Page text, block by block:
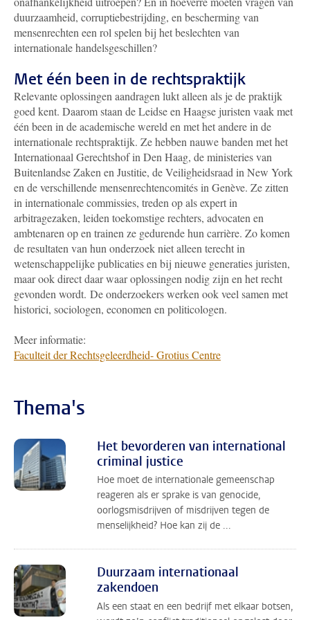
duurzaamheid, corruptiebestrijding, en bescherming van
mensenrechten een rol spelen bij het beslechten van
internationale handelsgeschillen?
Met één been in de rechtspraktijk
Relevante oplossingen aandragen lukt alleen als je de praktijk
goed kent. Daarom staan de Leidse en Haagse juristen vaak met
één been in de academische wereld en met het andere in de
internationale rechtspraktijk. Ze hebben nauwe banden met het
Internationaal Gerechtshof in Den Haag, de ministeries van
Buitenlandse Zaken en Justitie, de Veiligheidsraad in New York
en de verschillende mensenrechtencomités in Genève. Ze zitten
in internationale commissies, treden op als expert in
arbitragezaken, leiden toekomstige rechters, advocaten en
ambtenaren op en trainen ze gedurende hun carrière. Zo komen
de resultaten van hun onderzoek niet alleen terecht in
wetenschappelijke publicaties en bij nieuwe generaties juristen,
maar ook direct daar waar oplossingen nodig zijn en het recht
gevonden wordt. De onderzoekers werken ook veel samen met
historici, sociologen, economen en politicologen.
Meer informatie:
Faculteit der Rechtsgeleerdheid- Grotius Centre
Thema's
Het bevorderen van international
criminal justice
Hoe moet de internationale gemeenschap
reageren als er sprake is van genocide,
oorlogsmisdrijven of misdrijven tegen de
menselijkheid? Hoe kan zij de ...
Duurzaam internationaal
zakendoen
Als een staat en een bedrijf met elkaar botsen,